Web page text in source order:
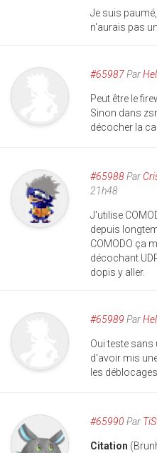
Je suis
n'aurais pas
#65987Par
Peut être le
Sinon dans
décocher la
#65988Par
21h48
J'utilise
depuis
COMODO ça
décochant
dopis y aller.
#65989 Par
Oui teste
d'avoir mis
les
#65990 Par
Citation